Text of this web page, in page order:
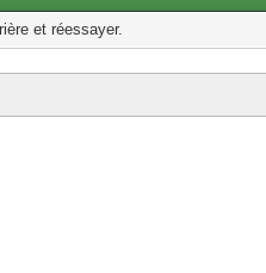
et réessayer.